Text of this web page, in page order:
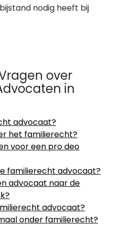
nodig heeft bij
over
in
advocaat?
het familierecht?
voor een pro deo
familierecht advocaat?
advocaat naar de
advocaat?
onder familierecht?